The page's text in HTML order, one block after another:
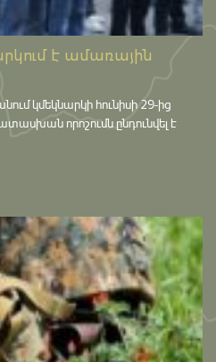
է ամառային
կմեկնարկի հունիսի 29-ից
որոշումն ընդունվել է